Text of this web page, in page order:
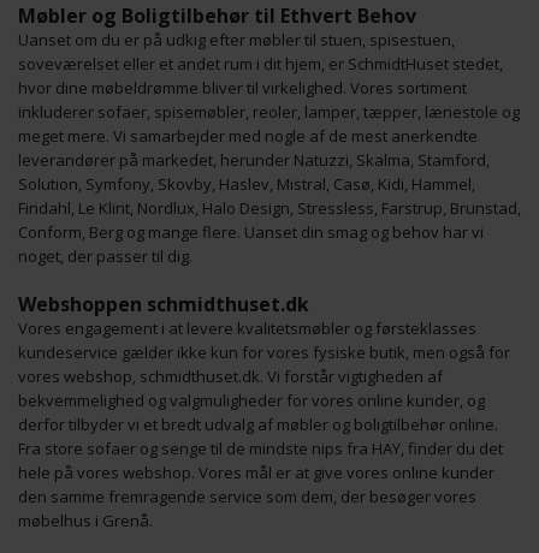
Møbler og Boligtilbehør til Ethvert Behov
Uanset om du er på udkig efter møbler til stuen, spisestuen,
soveværelset eller et andet rum i dit hjem, er SchmidtHuset stedet,
hvor dine møbeldrømme bliver til virkelighed. Vores sortiment
inkluderer sofaer, spisemøbler, reoler, lamper, tæpper, lænestole og
meget mere. Vi samarbejder med nogle af de mest anerkendte
leverandører på markedet, herunder Natuzzi, Skalma, Stamford,
Solution, Symfony, Skovby, Haslev, Mistral, Casø, Kidi, Hammel,
Findahl, Le Klint, Nordlux, Halo Design, Stressless, Farstrup, Brunstad,
Conform, Berg og mange flere. Uanset din smag og behov har vi
noget, der passer til dig.
Webshoppen schmidthuset.dk
Vores engagement i at levere kvalitetsmøbler og førsteklasses
kundeservice gælder ikke kun for vores fysiske butik, men også for
vores webshop, schmidthuset.dk. Vi forstår vigtigheden af
bekvemmelighed og valgmuligheder for vores online kunder, og
derfor tilbyder vi et bredt udvalg af møbler og boligtilbehør online.
Fra store sofaer og senge til de mindste nips fra HAY, finder du det
hele på vores webshop. Vores mål er at give vores online kunder
den samme fremragende service som dem, der besøger vores
møbelhus i Grenå.